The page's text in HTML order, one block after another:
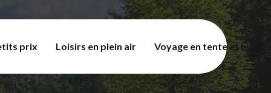
prix Loisirs en plein air Voyage en tente et